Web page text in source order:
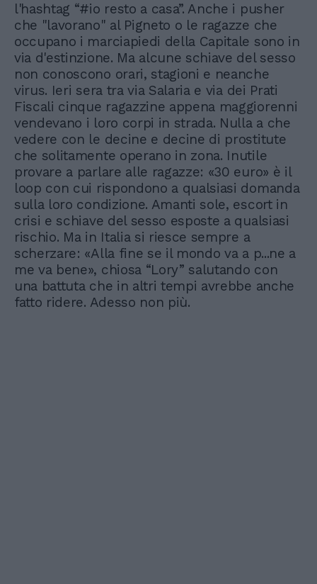
l'hashtag “#io resto a casa”. Anche i pusher
che "lavorano" al Pigneto o le ragazze che
occupano i marciapiedi della Capitale sono in
via d'estinzione. Ma alcune schiave del sesso
non conoscono orari, stagioni e neanche
virus. Ieri sera tra via Salaria e via dei Prati
Fiscali cinque ragazzine appena maggiorenni
vendevano i loro corpi in strada. Nulla a che
vedere con le decine e decine di prostitute
che solitamente operano in zona. Inutile
provare a parlare alle ragazze: «30 euro» è il
loop con cui rispondono a qualsiasi domanda
sulla loro condizione. Amanti sole, escort in
crisi e schiave del sesso esposte a qualsiasi
rischio. Ma in Italia si riesce sempre a
scherzare: «Alla fine se il mondo va a p...ne a
me va bene», chiosa “Lory” salutando con
una battuta che in altri tempi avrebbe anche
fatto ridere. Adesso non più.